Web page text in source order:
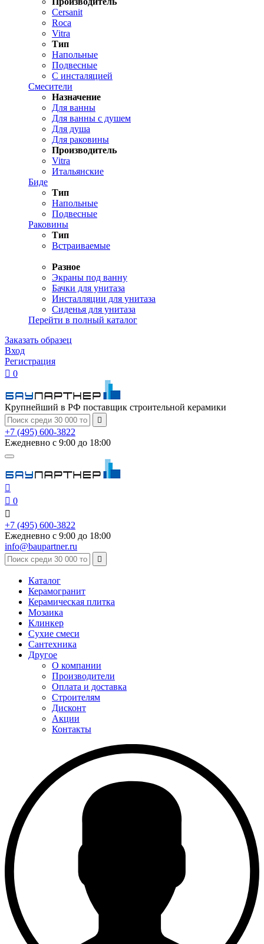
Cersanit
Roca
Vitra
Тип
Напольные
Подвесные
С инсталяцией
Смесители
Назначение
Для ванны
Для ванны с душем
Для душа
Для раковины
Производитель
Vitra
Итальянские
Биде
Тип
Напольные
Подвесные
Раковины
Тип
Встраиваемые
Разное
Экраны под ванну
Бачки для унитаза
Инсталляции для унитаза
Сиденья для унитаза
Перейти в полный каталог
Заказать образец
Вход
Регистрация
 0
Крупнейший в РФ поставщик строительной керамики

+7 (495) 600-3822
Ежедневно с 9:00 до 18:00

 0

+7 (495) 600-3822
Ежедневно с 9:00 до 18:00
info@baupartner.ru

Каталог
Керамогранит
Керамическая плитка
Мозаика
Клинкер
Сухие смеси
Сантехника
Другое
О компании
Производители
Оплата и доставка
Строителям
Дисконт
Акции
Контакты